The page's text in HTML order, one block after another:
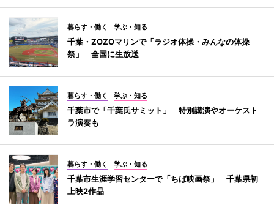
暮らす・働く 学ぶ・知る
千葉・ZOZOマリンで「ラジオ体操・みんなの体操
祭」 全国に生放送
暮らす・働く 学ぶ・知る
千葉市で「千葉氏サミット」 特別講演やオーケスト
ラ演奏も
暮らす・働く 学ぶ・知る
千葉市生涯学習センターで「ちば映画祭」 千葉県初
上映2作品